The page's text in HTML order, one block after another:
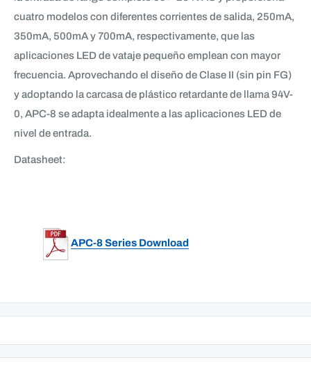
cuatro modelos con diferentes corrientes de salida, 250mA,
350mA, 500mA y 700mA, respectivamente, que las
aplicaciones LED de vataje pequeño emplean con mayor
frecuencia. Aprovechando el diseño de Clase II (sin pin FG)
y adoptando la carcasa de plástico retardante de llama 94V-
0, APC-8 se adapta idealmente a las aplicaciones LED de
nivel de entrada.
Datasheet:
APC-8 Series Download